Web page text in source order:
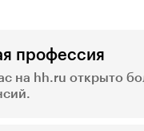
профессия
на hh.ru открыто